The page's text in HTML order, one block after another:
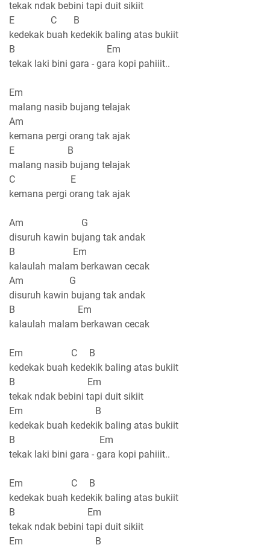
tekak ndak bebini tapi duit sikiit
E C B
kedekak buah kedekik baling atas bukiit
B Em
tekak laki bini gara - gara kopi pahiiit..
Em
malang nasib bujang telajak
Am
kemana pergi orang tak ajak
E B
malang nasib bujang telajak
C E
kemana pergi orang tak ajak
Am G
disuruh kawin bujang tak andak
B Em
kalaulah malam berkawan cecak
Am G
disuruh kawin bujang tak andak
B Em
kalaulah malam berkawan cecak
Em C B
kedekak buah kedekik baling atas bukiit
B Em
tekak ndak bebini tapi duit sikiit
Em B
kedekak buah kedekik baling atas bukiit
B Em
tekak laki bini gara - gara kopi pahiiit..
Em C B
kedekak buah kedekik baling atas bukiit
B Em
tekak ndak bebini tapi duit sikiit
Em B